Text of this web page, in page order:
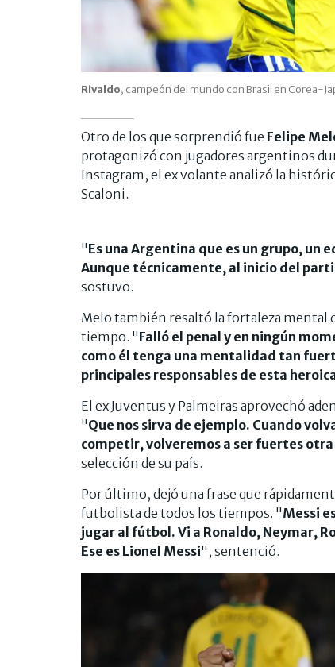
Rivaldo, campeón del mundo con Brasil en Corea-
Otro de los que sorprendió fue Felipe
protagonizó con jugadores argentinos
Instagram, el ex volante analizó la
Scaloni.
"Es una Argentina que es un grupo, un
Aunque técnicamente, al inicio del
sostuvo.
Melo también resaltó la fortaleza mental
tiempo. "Falló el penal y en ningún
como él tenga una mentalidad tan
principales responsables de esta
El ex Juventus y Palmeiras aprovechó
"Que nos sirva de ejemplo. Cuando
competir, volveremos a ser fuertes otra
selección de su país.
Por último, dejó una frase que
futbolista de todos los tiempos. "Messi
jugar al fútbol. Vi a Ronaldo, Neymar,
Ese es Lionel Messi", sentenció.